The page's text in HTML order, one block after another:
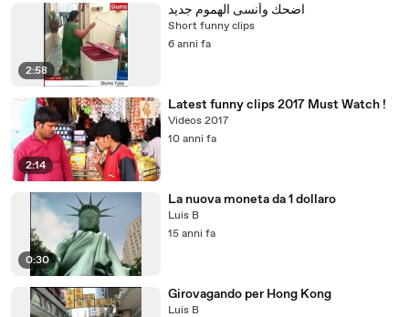
2:58
اضحك وأنسى الهموم جديد
Short funny clips
6 anni fa
2:14
Latest funny clips 2017 Must Watch !
Videos 2017
10 anni fa
0:30
La nuova moneta da 1 dollaro
Luis B
15 anni fa
Girovagando per Hong Kong
Luis B